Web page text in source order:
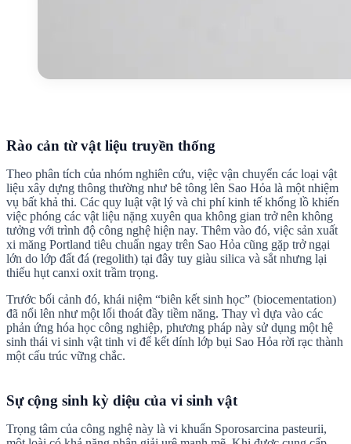
Rào cản từ vật liệu truyền thống
Theo phân tích của nhóm nghiên cứu, việc vận chuyển các loại vật
liệu xây dựng thông thường như bê tông lên Sao Hỏa là một nhiệm
vụ bất khả thi. Các quy luật vật lý và chi phí kinh tế khổng lồ khiến
việc phóng các vật liệu nặng xuyên qua không gian trở nên không
tưởng với trình độ công nghệ hiện nay. Thêm vào đó, việc sản xuất
xi măng Portland tiêu chuẩn ngay trên Sao Hỏa cũng gặp trở ngại
lớn do lớp đất đá (regolith) tại đây tuy giàu silica và sắt nhưng lại
thiếu hụt canxi oxit trầm trọng.
Trước bối cảnh đó, khái niệm “biên kết sinh học” (biocementation)
đã nổi lên như một lối thoát đầy tiềm năng. Thay vì dựa vào các
phản ứng hóa học công nghiệp, phương pháp này sử dụng một hệ
sinh thái vi sinh vật tinh vi để kết dính lớp bụi Sao Hỏa rời rạc thành
một cấu trúc vững chắc.
Sự cộng sinh kỳ diệu của vi sinh vật
Trọng tâm của công nghệ này là vi khuẩn Sporosarcina pasteurii,